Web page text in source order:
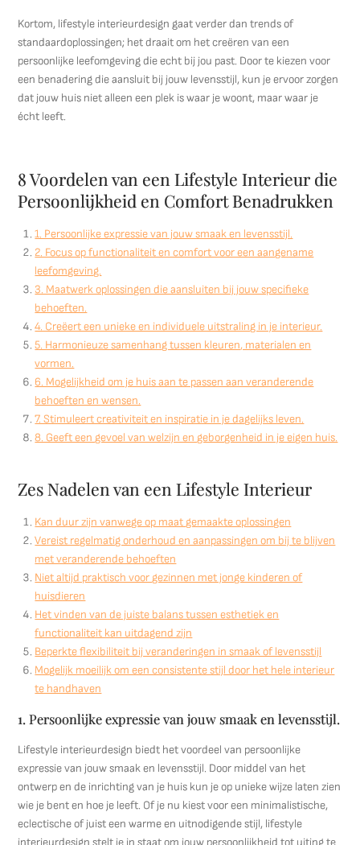
Kortom, lifestyle interieurdesign gaat verder dan trends of
standaardoplossingen; het draait om het creëren van een
persoonlijke leefomgeving die echt bij jou past. Door te kiezen voor
een benadering die aansluit bij jouw levensstijl, kun je ervoor zorgen
dat jouw huis niet alleen een plek is waar je woont, maar waar je
écht leeft.
8 Voordelen van een Lifestyle Interieur die
Persoonlijkheid en Comfort Benadrukken
1. Persoonlijke expressie van jouw smaak en levensstijl.
2. Focus op functionaliteit en comfort voor een aangename
leefomgeving.
3. Maatwerk oplossingen die aansluiten bij jouw specifieke
behoeften.
4. Creëert een unieke en individuele uitstraling in je interieur.
5. Harmonieuze samenhang tussen kleuren, materialen en
vormen.
6. Mogelijkheid om je huis aan te passen aan veranderende
behoeften en wensen.
7. Stimuleert creativiteit en inspiratie in je dagelijks leven.
8. Geeft een gevoel van welzijn en geborgenheid in je eigen huis.
Zes Nadelen van een Lifestyle Interieur
Kan duur zijn vanwege op maat gemaakte oplossingen
Vereist regelmatig onderhoud en aanpassingen om bij te blijven
met veranderende behoeften
Niet altijd praktisch voor gezinnen met jonge kinderen of
huisdieren
Het vinden van de juiste balans tussen esthetiek en
functionaliteit kan uitdagend zijn
Beperkte flexibiliteit bij veranderingen in smaak of levensstijl
Mogelijk moeilijk om een consistente stijl door het hele interieur
te handhaven
1. Persoonlijke expressie van jouw smaak en levensstijl.
Lifestyle interieurdesign biedt het voordeel van persoonlijke
expressie van jouw smaak en levensstijl. Door middel van het
ontwerp en de inrichting van je huis kun je op unieke wijze laten zien
wie je bent en hoe je leeft. Of je nu kiest voor een minimalistische,
eclectische of juist een warme en uitnodigende stijl, lifestyle
interieurdesign stelt je in staat om jouw persoonlijkheid tot uiting te